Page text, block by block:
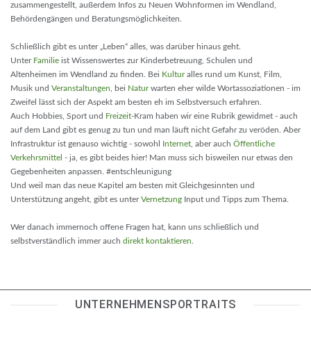
zusammengestellt, außerdem Infos zu Neuen Wohnformen im Wendland,
Behördengängen und Beratungsmöglichkeiten.
Schließlich gibt es unter „Leben“ alles, was darüber hinaus geht.
Unter Familie ist Wissenswertes zur Kinderbetreuung, Schulen und
Altenheimen im Wendland zu finden. Bei Kulturalles rund um Kunst, Film,
Musik und Veranstaltungen , bei Naturwarten eher wilde Wortassoziationen - im
Zweifel lässt sich der Aspekt am besten eh im Selbstversuch erfahren.
Auch Hobbies, Sport und Freizeit-Kram haben wir eine Rubrik gewidmet - auch
auf dem Land gibt es genug zu tun und man läuft nicht Gefahr zu veröden. Aber
Infrastruktur ist genauso wichtig - sowohl
Internet , aber auch Öffentliche
Verkehrsmittel - ja, es gibt beides hier! Man muss sich bisweilen nur etwas den
Gegebenheiten anpassen. #entschleunigung
Und weil man das neue Kapitel am besten mit Gleichgesinnten und
Unterstützung angeht, gibt es unterVernetzung Input und Tipps zum Thema.
Wer danach immernoch offene Fragen hat, kann uns schließlich und
selbstverständlich immer auch direkt kontaktieren
UNTERNEHMENSPORTRAITS